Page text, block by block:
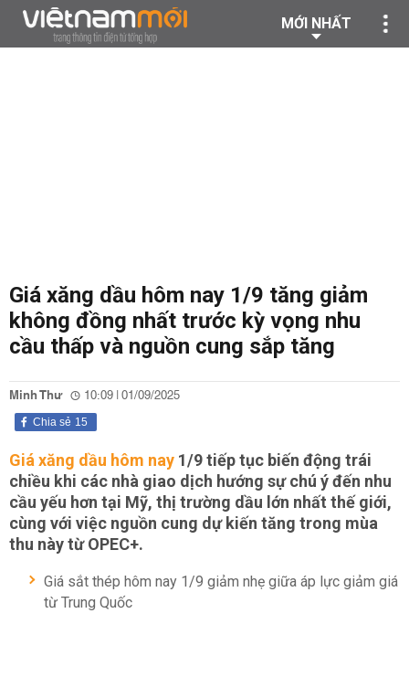
MỚI NHẤT
Giá xăng dầu hôm nay 1/9 tăng giảm
không đồng nhất trước kỳ vọng nhu
cầu thấp và nguồn cung sắp tăng
Minh Thư 10:09 | 01/09/2025
15
Chia sẻ
Giá xăng dầu hôm nay 1/9 tiếp tục biến động trái
chiều khi các nhà giao dịch hướng sự chú ý đến nhu
cầu yếu hơn tại Mỹ, thị trường dầu lớn nhất thế giới,
cùng với việc nguồn cung dự kiến tăng trong mùa
thu này từ OPEC+.
Giá sắt thép hôm nay 1/9 giảm nhẹ giữa áp lực giảm giá
từ Trung Quốc